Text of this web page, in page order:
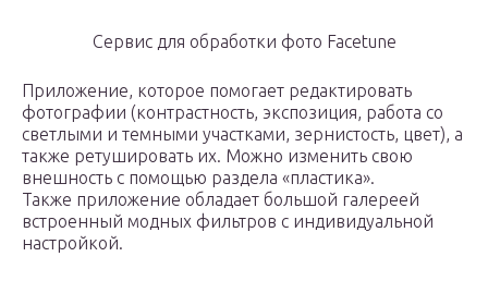
Сервис для обработки фото Facetune
Приложение, которое помогает редактировать
фотографии (контрастность, экспозиция, работа со
светлыми и темными участками, зернистость, цвет), а
также ретушировать их. Можно изменить свою
внешность с помощью раздела «пластика».
Также приложение обладает большой галереей
встроенный модных фильтров с индивидуальной
настройкой.